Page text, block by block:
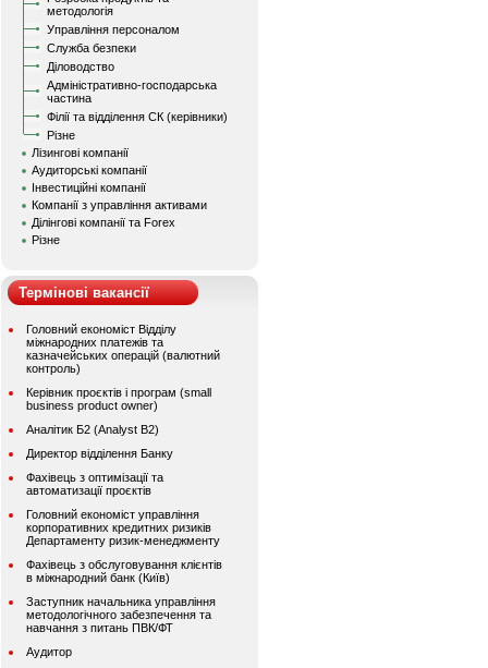
методологія
Управління персоналом
Служба безпеки
Діловодство
Адміністративно-господарська
частина
Філії та відділення СК (керівники)
Різне
Лізингові компанії
Аудиторські компанії
Інвестиційні компанії
Компанії з управління активами
Ділінгові компанії та Forex
Різне
Термінові вакансії
Головний економіст Відділу
міжнародних платежів та
казначейських операцій (валютний
контроль)
Керівник проєктів і програм (small
business product owner)
Аналітик Б2 (Analyst B2)
Директор відділення Банку
Фахівець з оптимізації та
автоматизації проєктів
Головний економіст управління
корпоративних кредитних ризиків
Департаменту ризик-менеджменту
Фахівець з обслуговування клієнтів
в міжнародний банк (Київ)
Заступник начальника управління
методологічного забезпечення та
навчання з питань ПВК/ФТ
Аудитор